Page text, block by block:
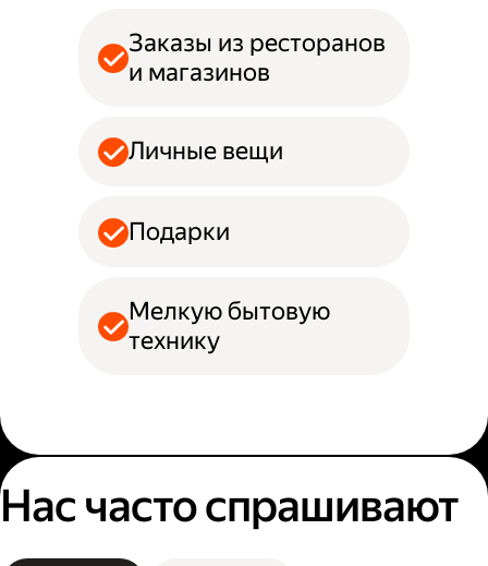
Заказы из ресторанов
и магазинов
Личные вещи
Подарки
Мелкую бытовую
технику
Нас часто спрашивают